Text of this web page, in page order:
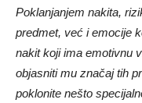
Poklanjanjem nakita,
predmet, već i emocije
nakit koji ima emotivnu
objasniti mu značaj tih
poklonite nešto